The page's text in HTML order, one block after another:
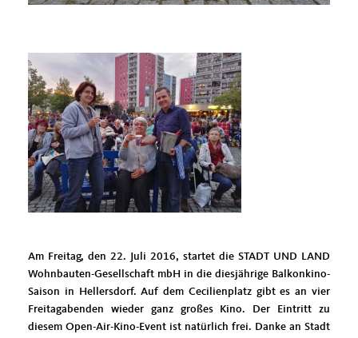
Am Freitag, den 22. Juli 2016, startet die STADT UND LAND
Wohnbauten-Gesellschaft mbH in die diesjährige Balkonkino-
Saison in Hellersdorf. Auf dem Cecilienplatz gibt es an vier
Freitagabenden wieder ganz großes Kino. Der Eintritt zu
diesem Open-Air-Kino-Event ist natürlich frei. Danke an Stadt